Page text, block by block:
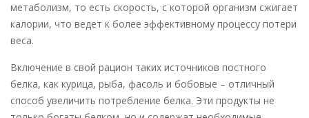
метаболизм, то есть скорость, с которой организм сжигает
калории, что ведет к более эффективному процессу потери
веса.
Включение в свой рацион таких источников постного
белка, как курица, рыба, фасоль и бобовые – отличный
способ увеличить потребление белка. Эти продукты не